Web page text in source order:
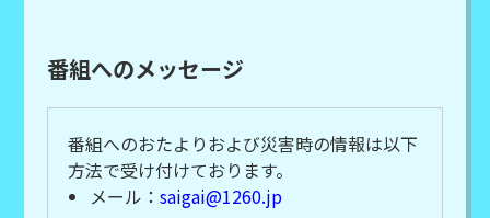
番組へのメッセージ
番組へのおたよりおよび災害時の情報は以下
方法で受け付けております。
メール： saigai@1260.jp